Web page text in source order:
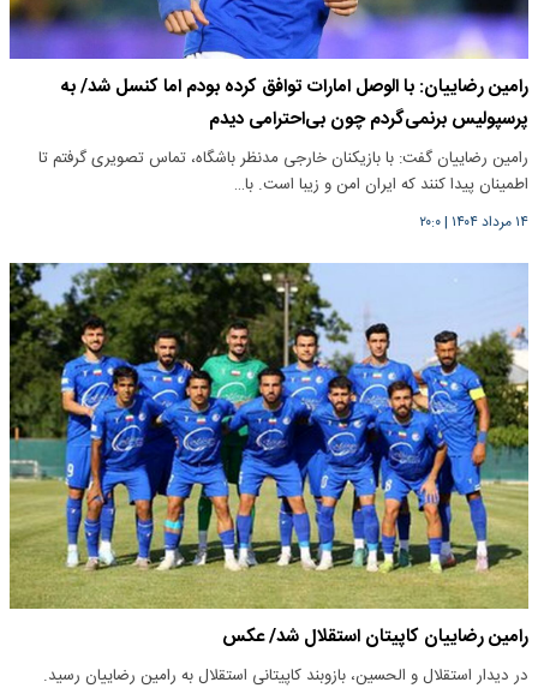
رامین رضاییان: با الوصل امارات توافق کرده بودم اما کنسل شد/ به
پرسپولیس برنمی‌گردم چون بی‌احترامی دیدم
رامین رضاییان گفت: با بازیکنان خارجی مدنظر باشگاه، تماس تصویری گرفتم تا
اطمینان پیدا کنند که ایران امن و زیبا است. با…
۱۴ مرداد ۱۴۰۴ |۲۰:۰
رامین رضاییان کاپیتان استقلال شد/ عکس
در دیدار استقلال و الحسین، بازوبند کاپیتانی استقلال به رامین رضاییان رسید.